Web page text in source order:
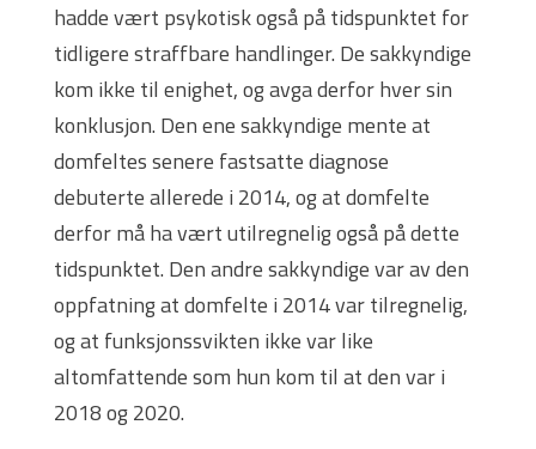
hadde vært psykotisk også på tidspunktet for
tidligere straffbare handlinger. De sakkyndige
kom ikke til enighet, og avga derfor hver sin
konklusjon. Den ene sakkyndige mente at
domfeltes senere fastsatte diagnose
debuterte allerede i 2014, og at domfelte
derfor må ha vært utilregnelig også på dette
tidspunktet. Den andre sakkyndige var av den
oppfatning at domfelte i 2014 var tilregnelig,
og at funksjonssvikten ikke var like
altomfattende som hun kom til at den var i
2018 og 2020.